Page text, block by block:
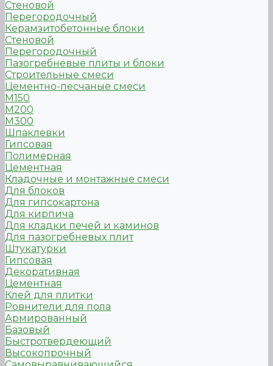
Стеновой
Перегородочный
Керамзитобетонные блоки
Стеновой
Перегородочный
Пазогребневые плиты и блоки
Строительные смеси
Цементно-песчаные смеси
М150
М200
М300
Шпаклевки
Гипсовая
Полимерная
Цементная
Кладочные и монтажные смеси
Для блоков
Для гипсокартона
Для кирпича
Для кладки печей и каминов
Для пазогребневых плит
Штукатурки
Гипсовая
Декоративная
Цементная
Клей для плитки
Ровнители для пола
Армированный
Базовый
Быстротвердеющий
Высокопрочный